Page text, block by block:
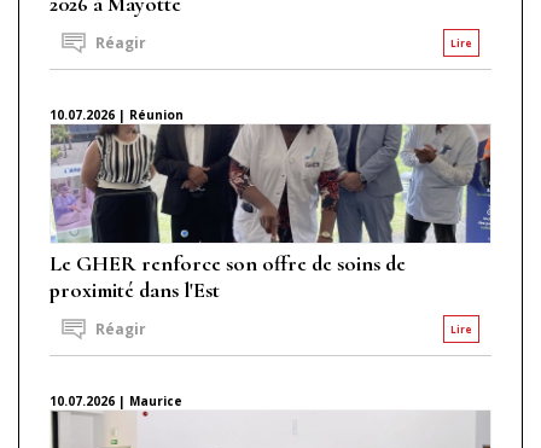
Lire
Réagir
10.07.2026 | Réunion
Le GHER renforce son offre de soins de
proximité dans l'Est
Lire
Réagir
10.07.2026 | Maurice